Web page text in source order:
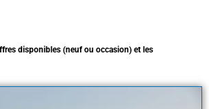
disponibles (neuf ou occasion) et les